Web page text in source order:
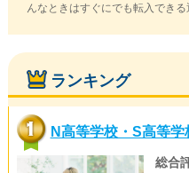
んなときはすぐにでも転入できる
ランキング
N高等学校・S高等学
総合